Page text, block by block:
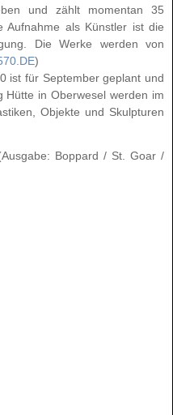
und zählt momentan 35
Aufnahme als Künstler ist die
Die Werke werden von
)
ist für September geplant und
Hütte in Oberwesel werden im
Objekte und Skulpturen
Boppard / St. Goar /